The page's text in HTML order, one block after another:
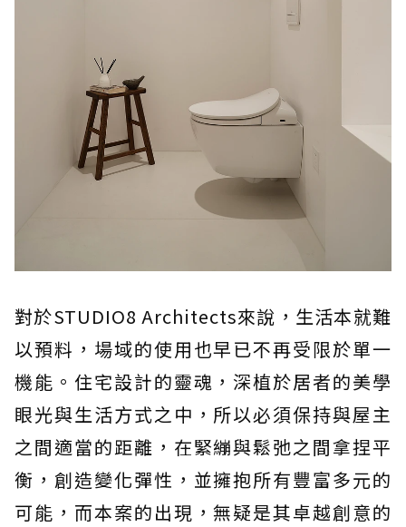
對於STUDIO8 Architects來說，生活本就難
以預料，場域的使用也早已不再受限於單一
機能。住宅設計的靈魂，深植於居者的美學
眼光與生活方式之中，所以必須保持與屋主
之間適當的距離，在緊繃與鬆弛之間拿捏平
衡，創造變化彈性，並擁抱所有豐富多元的
可能，而本案的出現，無疑是其卓越創意的